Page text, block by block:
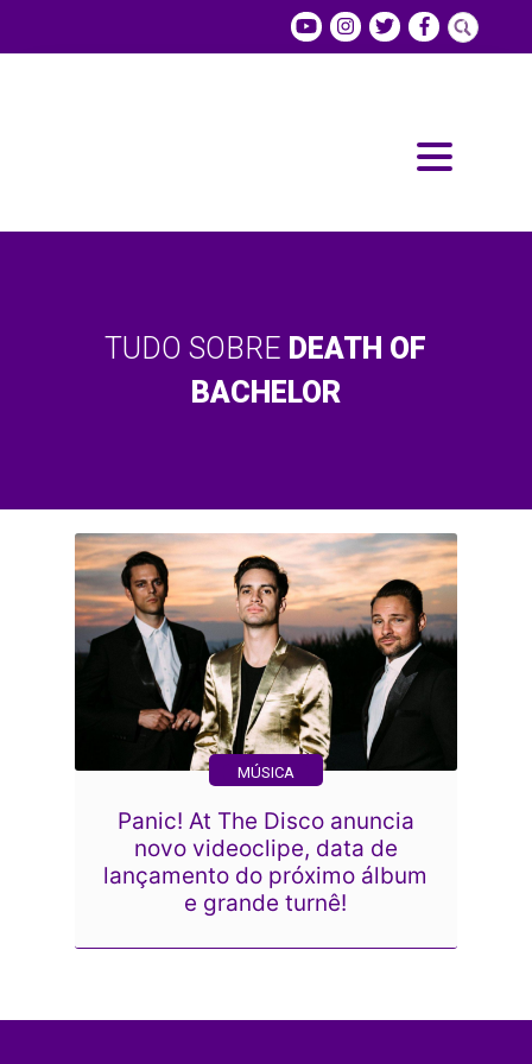
TUDO SOBRE DEATH OF
BACHELOR
MÚSICA
Panic! At The Disco anuncia
novo videoclipe, data de
lançamento do próximo álbum
e grande turnê!